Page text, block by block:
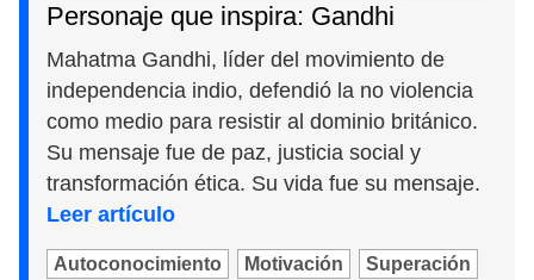
Personaje que inspira: Gandhi
Mahatma Gandhi, líder del movimiento de
independencia indio, defendió la no violencia
como medio para resistir al dominio británico.
Su mensaje fue de paz, justicia social y
transformación ética. Su vida fue su mensaje.
Leer artículo
Autoconocimiento Motivación Superación